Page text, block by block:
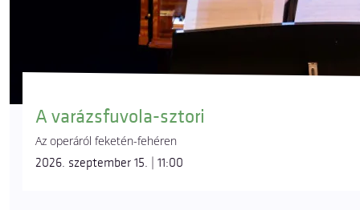
A varázsfuvola-sztori
Az operáról feketén-fehéren
2026. szeptember 15. | 11:00